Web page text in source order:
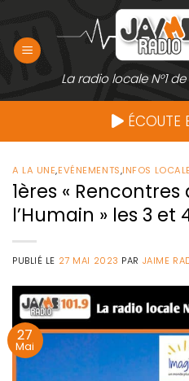
contenu
La radio locale N°1
ÉCOUTE
A LA UNE,EVÉNEMENTS,INFOS
1ères «
l’Humain » les 3 et
PUBLIÉ LE 27 MAI 2023 PAR JAIME
27
Mai